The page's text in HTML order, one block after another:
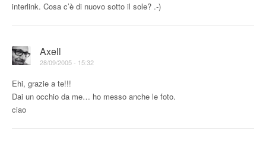
interlink. Cosa c’è di nuovo sotto il sole? .-)
Axell
28/09/2005 - 15:32
Ehi, grazie a te!!!
Dai un occhio da me… ho messo anche le foto.
ciao